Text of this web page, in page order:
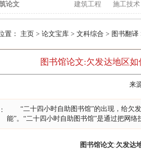
论文 建筑工程 施工技术
置： 主页 > 论文宝库 > 文科综合 > 图书翻译
图书馆论文:欠发达地区
来
“二十四小时自助图书馆”的出现，给欠发
能”。“二十四小时自助图书馆”是通过把网
图书馆论文:欠发达